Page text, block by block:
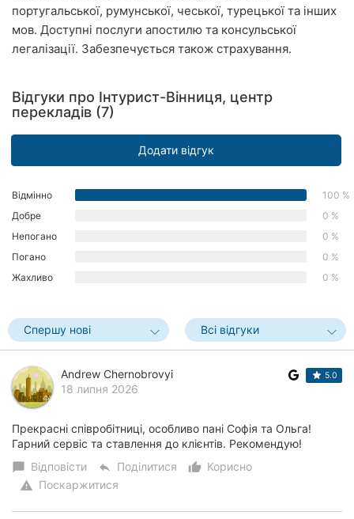
Харків
Запоріжжя
Дніпро
Львів
Херсон
Полтава
Черкаси
Чернівці
Суми
Івано-
Франківськ
Луцьк
португальської, румунської, чеської, турецької та інших
мов. Доступні послуги апостилю та консульської
легалізації. Забезпечується також страхування.
Відгуки про Інтурист-Вінниця, центр
перекладів (7)
Додати відгук
Відмінно
100 %
Добре
0 %
Непогано
0 %
Погано
0 %
Жахливо
0 %
Спершу нові Всі відгуки
Andrew Chernobrovyi
18 липня 2026
5.0
Прекрасні співробітниці, особливо пані Софія та Ольга!
Гарний сервіс та ставлення до клієнтів. Рекомендую!
chat_bubble Відповісти reply Поділитися thumb_up_alt
Корисно
warning Поскаржитися